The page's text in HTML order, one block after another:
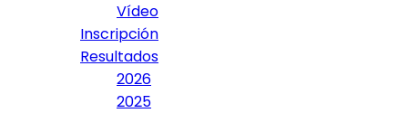
Vídeo
Inscripción
Resultados
2026
2025